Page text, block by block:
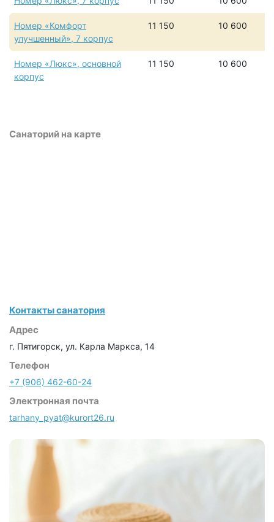
Номер «Комфорт
улучшенный», 7 корпус
11 150 10 600
Номер «Люкс», основной
корпус
11 150 10 600
Санаторий на карте
Контакты санатория
Адрес
г. Пятигорск, ул. Карла Маркса, 14
Телефон
+7 (906) 462-60-24
Электронная почта
tarhany_pyat@kurort26.ru